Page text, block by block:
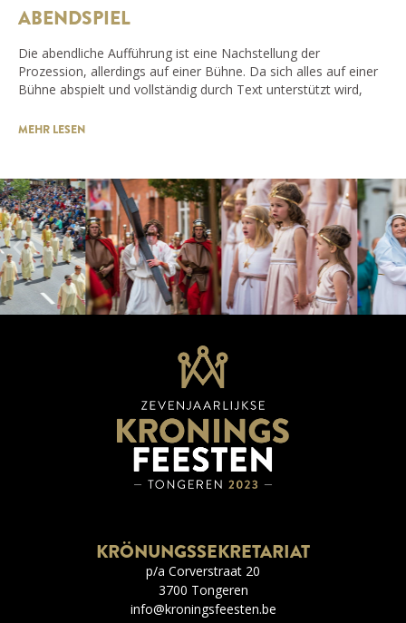
ABENDSPIEL
Die abendliche Aufführung ist eine Nachstellung der
Prozession, allerdings auf einer Bühne. Da sich alles auf einer
Bühne abspielt und vollständig durch Text unterstützt wird,
MEHR LESEN
KRÖNUNGSSEKRETARIAT
p/a Corverstraat 20
3700 Tongeren
info@kroningsfeesten.be